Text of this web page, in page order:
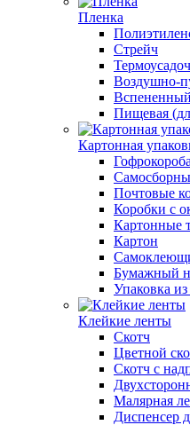
Пленка
Стрейч
Воздушно-
Пищевая
Картонная
Гофрокороба
Почтовые
Коробки с
Картонные
Картон
Бумажный
Упаковка
Клейкие ленты
Скотч
Цветной
Скотч с
Малярная
Диспенсер